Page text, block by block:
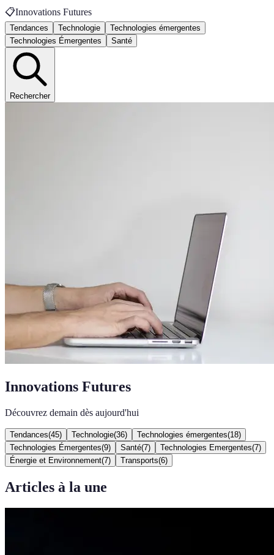
📋Innovations Futures
Tendances Technologie
Technologies émergentes
Technologies Émergentes
Santé
Rechercher
Innovations Futures
Découvrez demain dès aujourd'hui
Tendances(45) Technologie(36) Technologies émergentes(18)
Technologies Émergentes(9) Santé(7) Technologies Emergentes(7)
Énergie et Environnement(7) Transports(6)
Articles à la une